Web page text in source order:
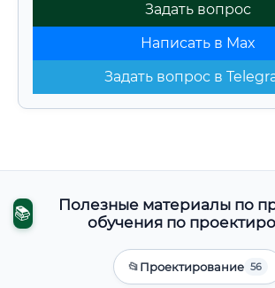
Задать вопрос
Написать в Max
Задать вопрос в
📚
Полезные материалы по
обучения по
📂Проектирование 56